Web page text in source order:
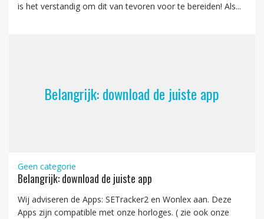
is het verstandig om dit van tevoren voor te bereiden! Als...
Belangrijk: download de juiste app
Geen categorie
Belangrijk: download de juiste app
Wij adviseren de Apps: SETracker2 en Wonlex aan. Deze
Apps zijn compatible met onze horloges. ( zie ook onze